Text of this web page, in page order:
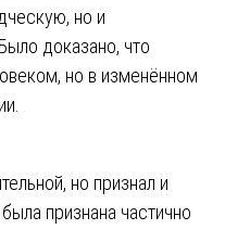
но и
доказано, что
но в изменённом
но признал и
признана частично